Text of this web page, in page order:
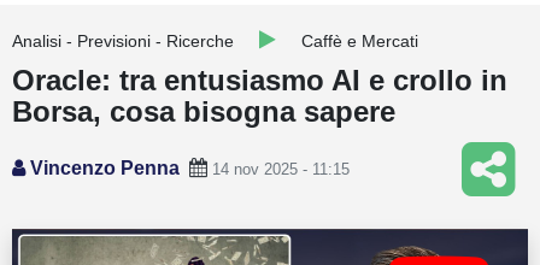
Webinar
Education
Analisi - Previsioni - Ricerche Caffè e Mercati
Oracle: tra entusiasmo AI e crollo in
Borsa, cosa bisogna sapere
Vincenzo Penna 14 nov 2025 - 11:15